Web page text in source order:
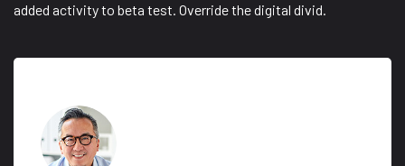
added activity to beta test. Override the digital divid.